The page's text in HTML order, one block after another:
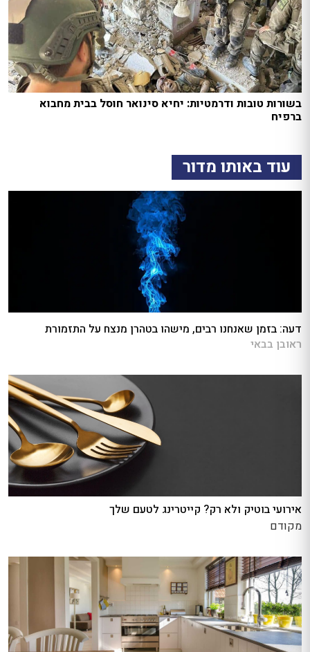
בשורות טובות ודרמטיות: יחיא סינואר חוסל בבית מחבוא
ברפיח
עוד באותו מדור
דעה: בזמן שאנחנו רבים, מישהו בטהרן מנצח על התזמורת
ראובן בבאי
אירועי בוטיק ולא רק? קייטרינג לטעם שלך
מקודם